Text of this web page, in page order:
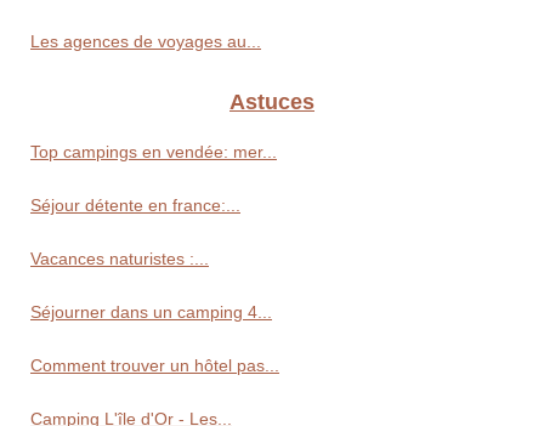
Les agences de voyages au...
Astuces
Top campings en vendée: mer...
Séjour détente en france:...
Vacances naturistes :...
Séjourner dans un camping 4...
Comment trouver un hôtel pas...
Camping L'île d'Or - Les...